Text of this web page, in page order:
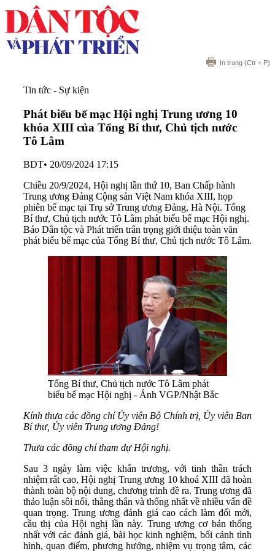
In trang (Ctr + P)
Tin tức - Sự kiện
Phát biểu bế mạc Hội nghị Trung ương 10
khóa XIII của Tổng Bí thư, Chủ tịch nước
Tô Lâm
BDT• 20/09/2024 17:15
Chiều 20/9/2024, Hội nghị lần thứ 10, Ban Chấp hành
Trung ương Đảng Cộng sản Việt Nam khóa XIII, họp
phiên bế mạc tại Trụ sở Trung ương Đảng, Hà Nội. Tổng
Bí thư, Chủ tịch nước Tô Lâm phát biểu bế mạc Hội nghị.
Báo Dân tộc và Phát triển trân trọng giới thiệu toàn văn
phát biểu bế mạc của Tổng Bí thư, Chủ tịch nước Tô Lâm.
Tổng Bí thư, Chủ tịch nước Tô Lâm phát
biểu bế mạc Hội nghị - Ảnh VGP/Nhật Bắc
Kính thưa các đồng chí Ủy viên Bộ Chính trị, Ủy viên Ban
Bí thư, Ủy viên Trung ương Đảng!
Thưa các đồng chí tham dự Hội nghị.
Sau 3 ngày làm việc khẩn trương, với tinh thần trách
nhiệm rất cao, Hội nghị Trung ương 10 khoá XIII đã hoàn
thành toàn bộ nội dung, chương trình đề ra. Trung ương đã
thảo luận sôi nổi, thẳng thắn và thống nhất về nhiều vấn đề
quan trọng. Trung ương đánh giá cao cách làm đổi mới,
cầu thị của Hội nghị lần này. Trung ương cơ bản thống
nhất với các đánh giá, bài học kinh nghiệm, bối cảnh tình
hình, quan điểm, phương hướng, nhiệm vụ trọng tâm, các